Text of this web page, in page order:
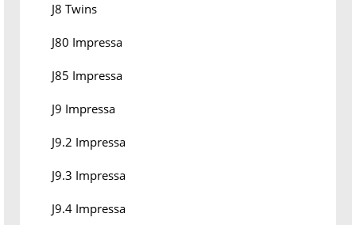
J8 Twins
J80 Impressa
J85 Impressa
J9 Impressa
J9.2 Impressa
J9.3 Impressa
J9.4 Impressa